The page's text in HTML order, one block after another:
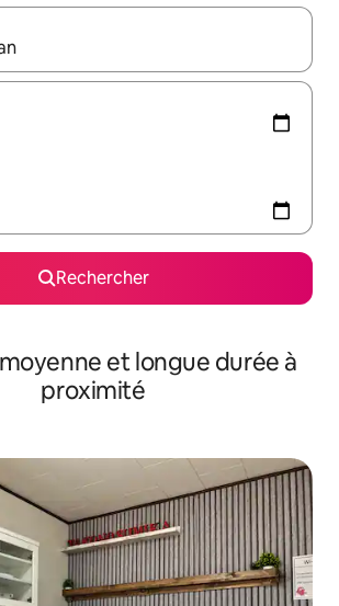
s'affichent, utilisez les flèches vers le
Rechercher
et longue durée à
proximité